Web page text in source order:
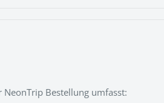
Bestellung umfasst: